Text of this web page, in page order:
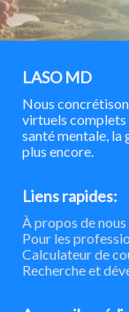
LASO MD
Nous
virtuels complets
santé mentale, la
plus encore.
Liens rapides:
À propos de nous
Pour les
Calculateur de
Recherche et